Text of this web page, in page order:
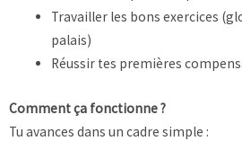
Travailler les bons exercices
palais)
Réussir tes premières
Comment ça fonctionne ?
Tu avances dans un cadre simple :